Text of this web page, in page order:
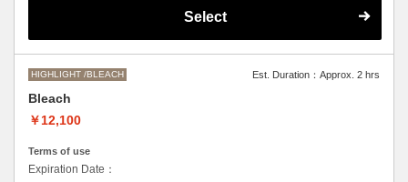
Select
HIGHLIGHT /BLEACH Est. Duration：Approx. 2 hrs
Bleach
￥12,100
Terms of use
Expiration Date：